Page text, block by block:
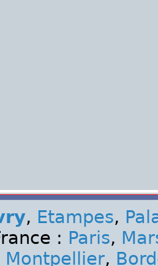
, Etampes,
: Paris,
Montpellier,